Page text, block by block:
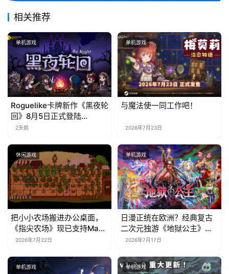
相关推荐
单机游戏
Roguelike卡牌新作《黑夜轮
回》8月5日正式登陆
Steam，首发9折优惠开启
2天前
单机游戏
与魔法使一同工作吧！
2026年7月23日
休闲游戏
把小小农场搬进办公桌面，
《指尖农场》现已支持Mac
系统！
2026年7月22日
单机游戏
日漫正统在欧洲？经典复古
二次元独游《地狱公主》现
已EA上线
2026年7月17日
单机游戏 单机游戏